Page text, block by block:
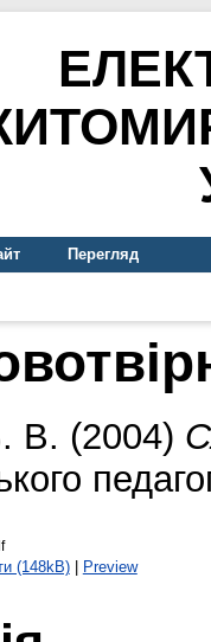
Перегляд
В. (2004)
(148kB)| Preview